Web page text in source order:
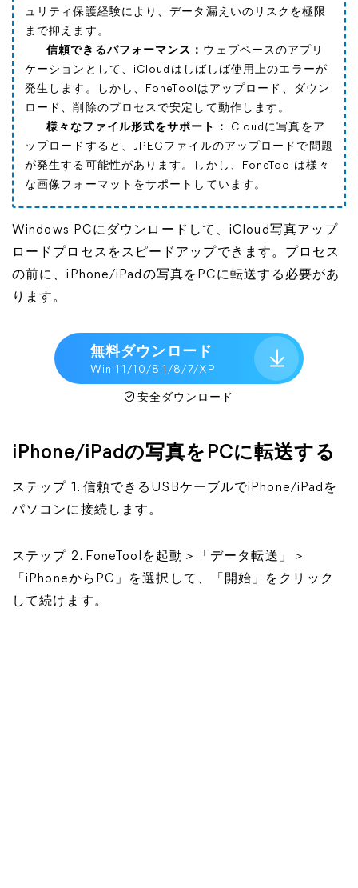
ュリティ保護経験により、データ漏えいのリスクを極限
まで抑えます。
信頼できるパフォーマンス： ウェブベースのアプリ
ケーションとして、iCloudはしばしば使用上のエラーが
発生します。しかし、FoneToolはアップロード、ダウン
ロード、削除のプロセスで安定して動作します。
様々なファイル形式をサポート： iCloudに写真をア
ップロードすると、JPEGファイルのアップロードで問題
が発生する可能性があります。しかし、FoneToolは様々
な画像フォーマットをサポートしています。
Windows PCにダウンロードして、iCloud写真アップ
ロードプロセスをスピードアップできます。プロセス
の前に、iPhone/iPadの写真をPCに転送する必要があ
ります。
無料ダウンロード
Win 11/10/8.1/8/7/XP
安全ダウンロード
iPhone/iPadの写真をPCに転送する
ステップ 1. 信頼できるUSBケーブルでiPhone/iPadを
パソコンに接続します。
ステップ 2. FoneToolを起動＞「データ転送」＞
「iPhoneからPC」を選択して、「開始」をクリック
して続けます。